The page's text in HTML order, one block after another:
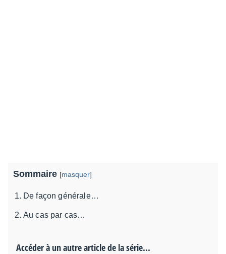
Sommaire [masquer]
De façon générale…
Au cas par cas…
Accéder à un autre article de la série...